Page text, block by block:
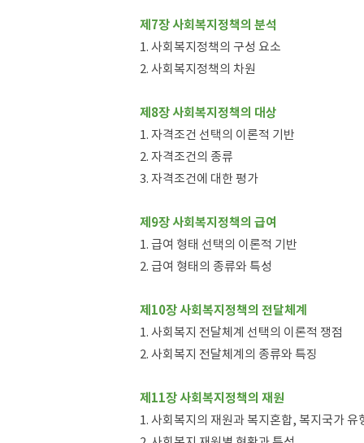
제7장 사회복지정책의 분석
1. 사회복지정책의 구성 요소
2. 사회복지정책의 차원
제8장 사회복지정책의 대상
1. 자격조건 선택의 이론적 기반
2. 자격조건의 종류
3. 자격조건에 대한 평가
제9장 사회복지정책의 급여
1. 급여 형태 선택의 이론적 기반
2. 급여 형태의 종류와 특성
제10장 사회복지정책의 전달체계
1. 사회복지 전달체계 선택의 이론적 쟁점
2. 사회복지 전달체계의 종류와 특징
제11장 사회복지정책의 재원
1. 사회복지의 재원과 복지혼합, 복지국가 유